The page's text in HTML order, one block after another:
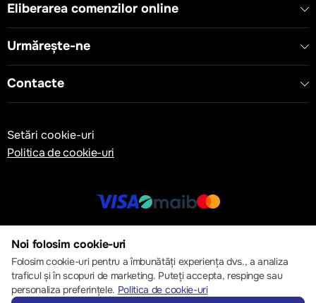
Eliberarea comenzilor online
Urmărește-ne
Contacte
Setări cookie-uri
Politica de cookie-uri
© 2013 – 2026 ECOM
Noi folosim cookie-uri
Folosim cookie-uri pentru a îmbunătăți experiența dvs., a analiza
traficul și în scopuri de marketing. Puteți accepta, respinge sau
personaliza preferințele. Politica de cookie-uri